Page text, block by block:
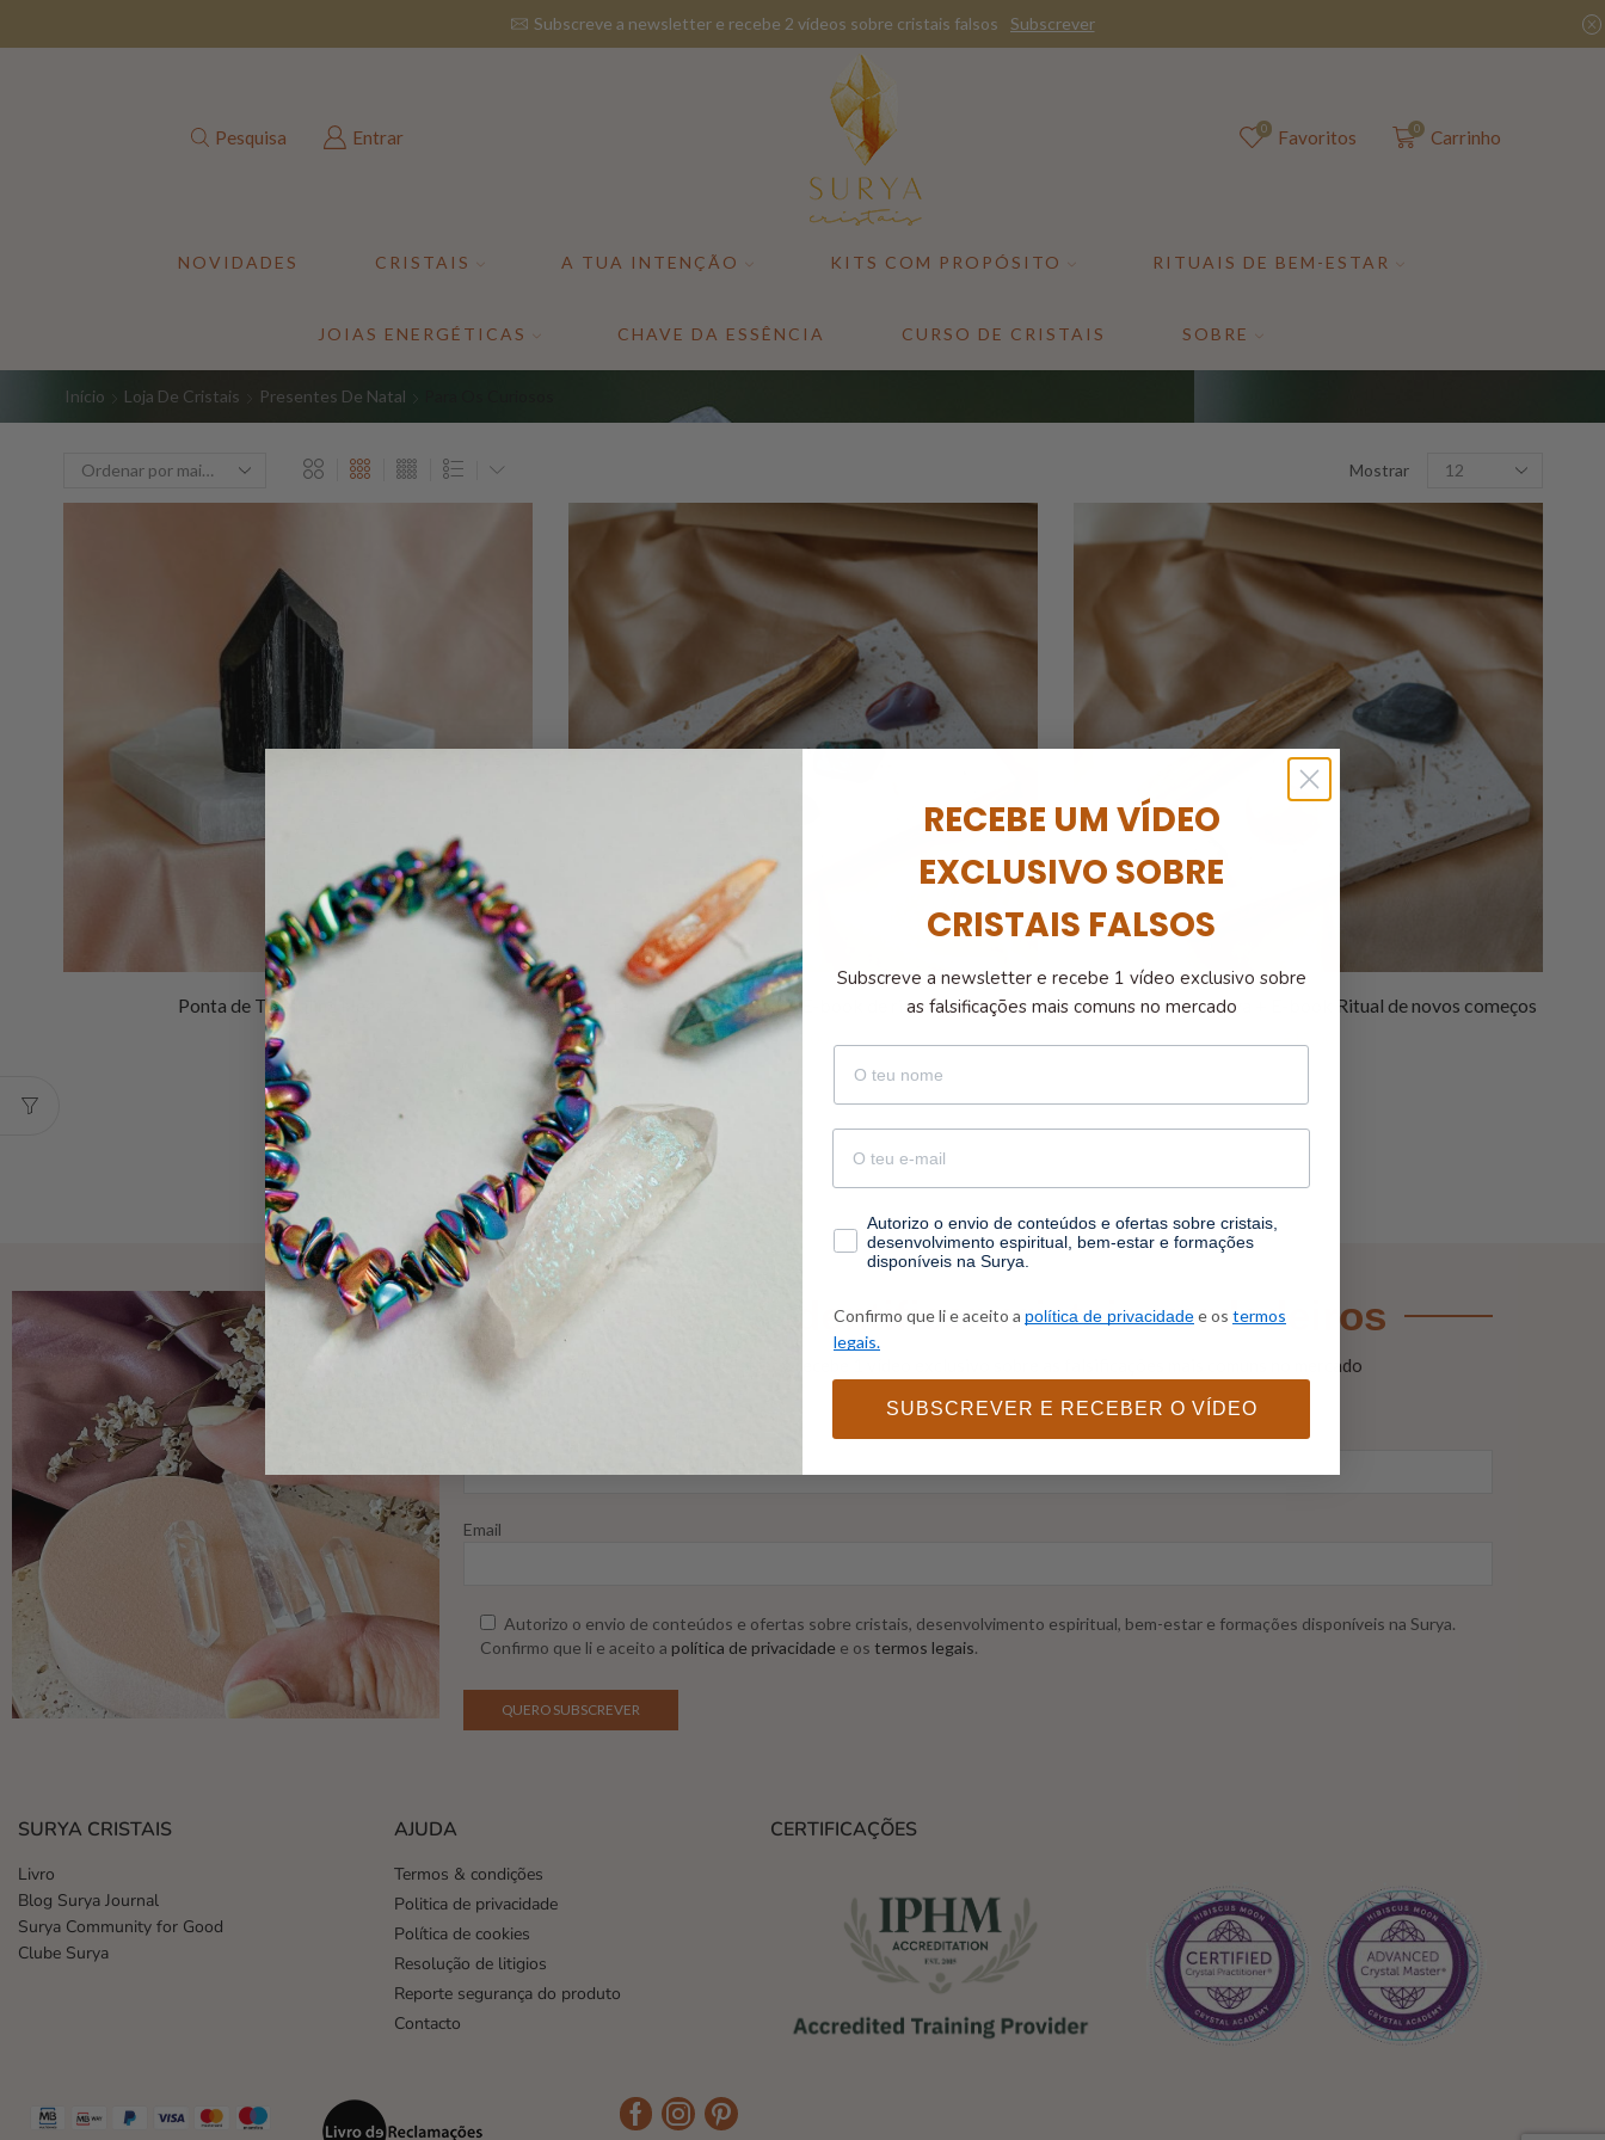
Subscreve a newsletter e recebe 2 vídeos sobre cristais falsos Subscrever
Pesquisa Entrar 0 Favoritos 0 Carrinho
NOVIDADES CRISTAIS A TUA INTENÇÃO KITS COM PROPÓSITO RITUAIS DE BEM-ESTAR
JOIAS ENERGÉTICAS CHAVE DA ESSÊNCIA CURSO DE CRISTAIS SOBRE
Início Loja De Cristais Presentes De Natal
Mostrar
Ponta de Turmalina Negra #2
€29.00
Cristais para o Escritório + E-book de ritual energético Kit Cristais Lua Nova + E-book Ritual de novos começos
Aprende a identificar cristais verdadeiros
Subscreve a newsletter e recebe 1 vídeo exclusivo sobre as falsificações mais comuns no mercado
Email
Autorizo o envio de conteúdos e ofertas sobre cristais, desenvolvimento espiritual, bem-estar e formações disponíveis na Surya.
Confirmo que li e aceito a política de privacidade e os termos legais.
SURYA CRISTAIS
Livro
Blog Surya Journal
Surya Community for Good
Clube Surya
AJUDA
Termos & condições
Politica de privacidade
Política de cookies
Resolução de litigios
Reporte segurança do produto
Contacto
CERTIFICAÇÕES
RECEBE UM VÍDEO
EXCLUSIVO SOBRE
CRISTAIS FALSOS
Subscreve a newsletter e recebe 1 vídeo exclusivo sobre
as falsificações mais comuns no mercado
nome
email
consentimento
Autorizo o envio de conteúdos e ofertas sobre cristais,
desenvolvimento espiritual, bem-estar e formações
disponíveis na Surya.
Confirmo que li e aceito a política de privacidadee os termos
legais.
SUBSCREVER E RECEBER O VÍDEO